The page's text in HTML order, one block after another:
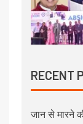
RECENT
जान से मारने